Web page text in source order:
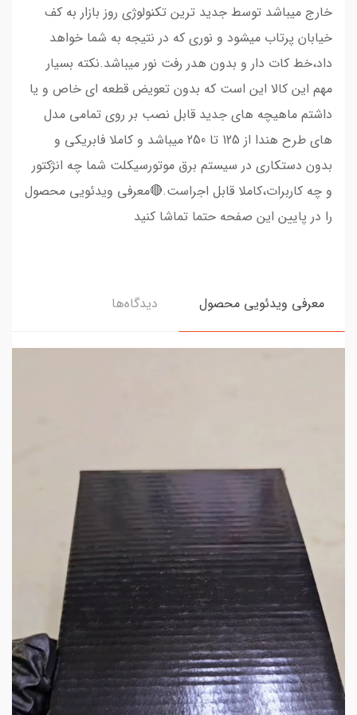
خارج میباشد توسط جدید ترین تکنولوژی روز بازار به کف
خیابان پرتاب میشود و نوری که در نتیجه به شما خواهد
داد،خط کات دار و بدون هدر رفت نور میباشد.نکته بسیار
مهم این کالا این است که بدون تعویض قطعه ای خاص و یا
داشتم ماهیچه های جدید قابل نصب بر روی تمامی مدل
های طرح هندا از 125 تا 250 میباشد و کاملا فابریکی و
بدون دستکاری در سیستم برق موتورسیکلت شما چه انژکتور
و چه کاربرات،کاملا قابل اجراست.🔴معرفی ویدئویی محصول
را در پایین این صفحه حتما تماشا کنید
معرفی ویدئویی محصول دیدگاه‌ها